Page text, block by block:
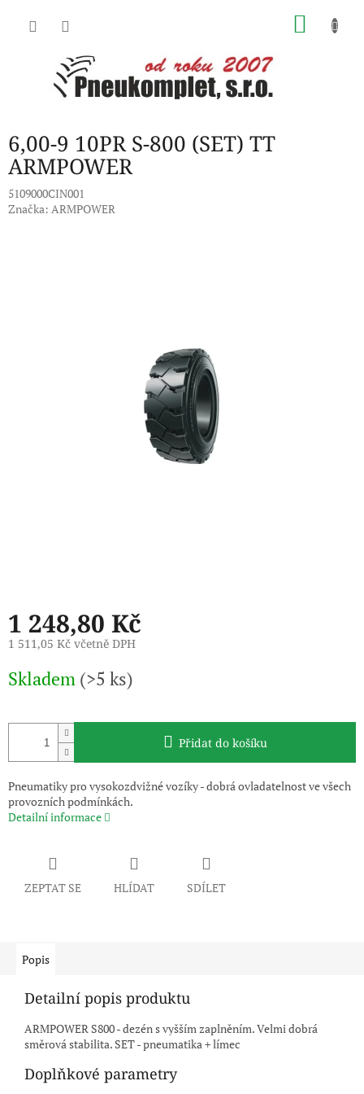
6,00-9 10PR S-800 (SET) TT
ARMPOWER
5109000CIN001
Značka: ARMPOWER
1 248,80 Kč
1 511,05 Kč včetně DPH
cena:
Skladem (>5 ks)
Přidat do košíku
Pneumatiky pro vysokozdvižné vozíky - dobrá ovladatelnost ve všech
provozních podmínkách.
Detailní informace
ZEPTAT SE HLÍDAT SDÍLET
Popis
Detailní popis produktu
ARMPOWER S800 - dezén s vyšším zaplněním. Velmi dobrá
směrová stabilita. SET - pneumatika + límec
Doplňkové parametry